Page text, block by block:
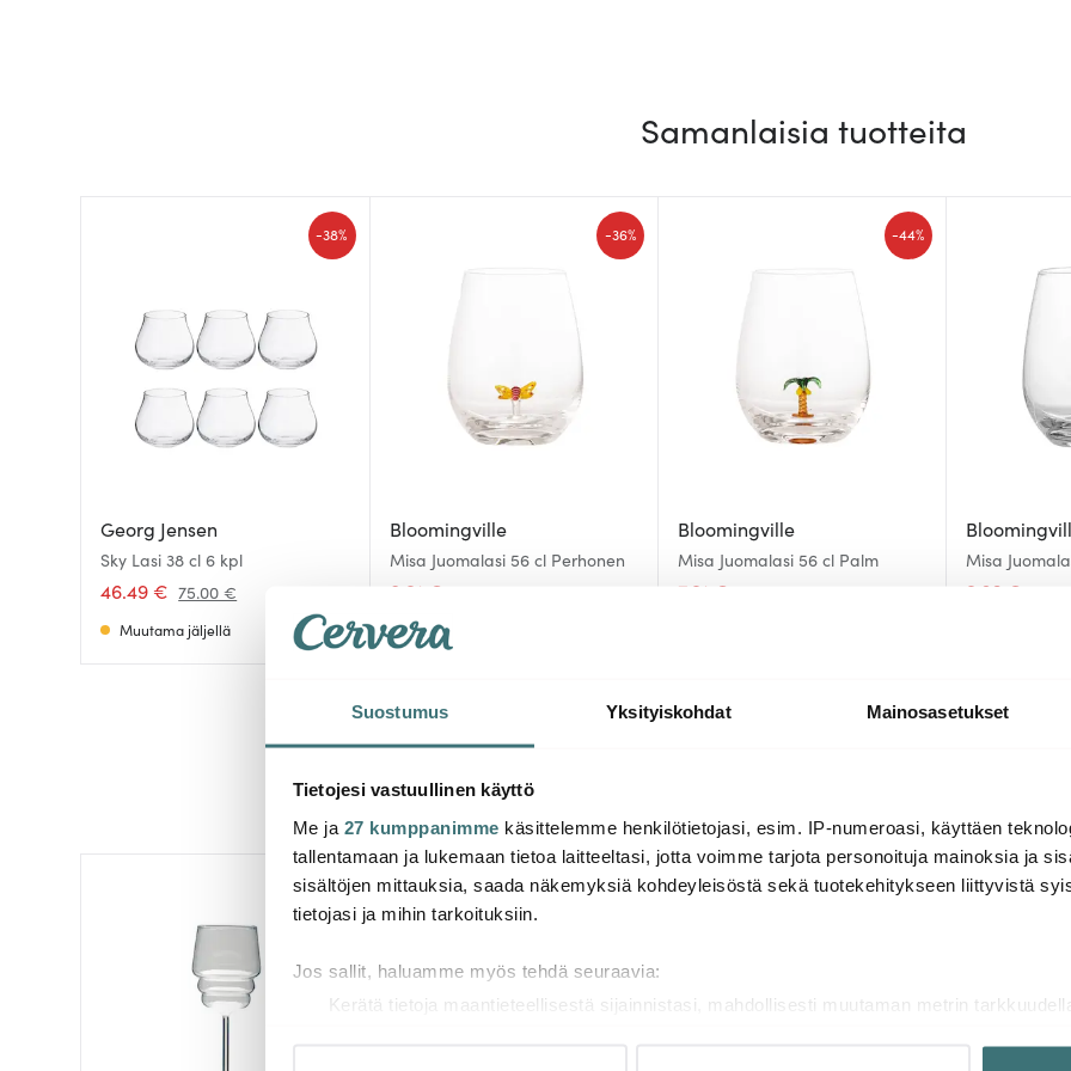
Suostumus Yksityiskohdat Mainosasetukset
Tietojesi vastuullinen käyttö
Me ja 27 kumppanimme käsittelemme henkilötietojasi, esim. IP-numeroasi, käyttäen
tallentamaan ja lukemaan tietoa laitteeltasi, jotta voimme tarjota personoituja mainoksia ja
sisältöjen mittauksia, saada näkemyksiä kohdeyleisöstä sekä tuotekehitykseen liittyvistä
tietojasi ja mihin tarkoituksiin.
Jos sallit, haluamme myös tehdä seuraavia:
Kerätä tietoja maantieteellisestä sijainnistasi, mahdollisesti muutaman metrin tarkkuudella
Samanlaisia tuotteita
Georg Jensen
Sky Lasi 38 cl 6 kpl
46.49 € 75.00 €
-38%
Muutama jäljellä
Bloomingville
Misa Juomalasi 56 cl Perhonen
8.91 €
-36%
Muutama jäljellä
Bloomingville
Misa Juomalasi 56 cl Palm
7.91 €
-44%
Misa
9.36 €
-52% -19% -19%